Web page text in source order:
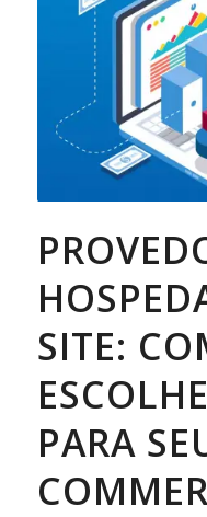
SITE:
PARA